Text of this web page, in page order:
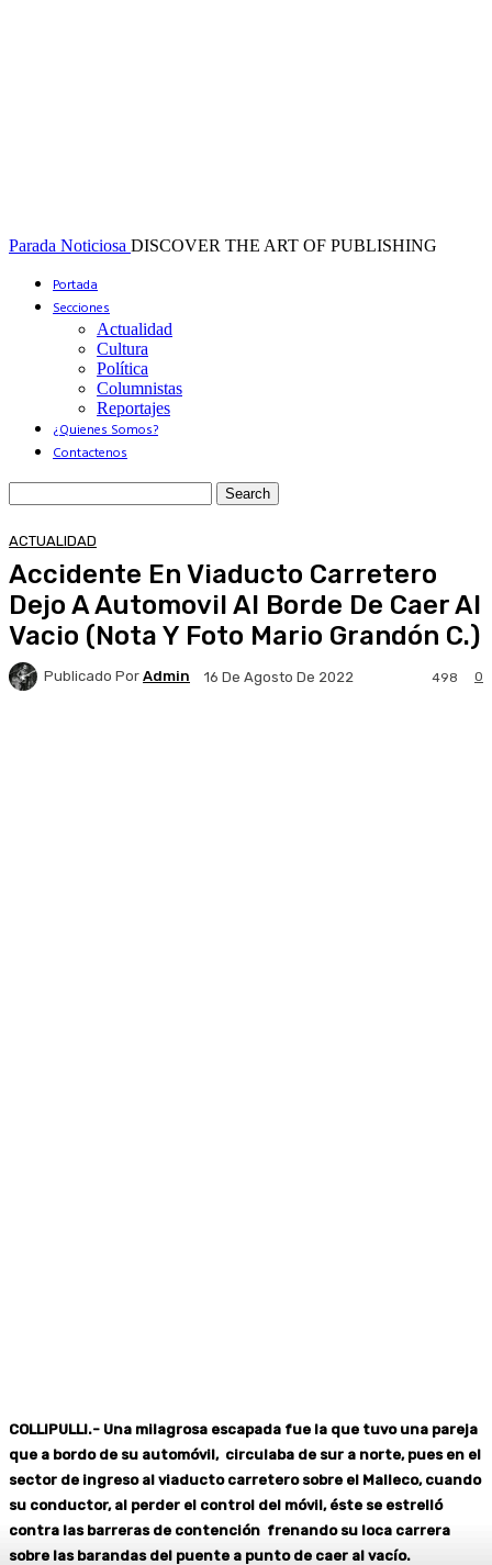
Parada Noticiosa DISCOVER THE ART OF PUBLISHING
Portada
Secciones
Actualidad
Cultura
Política
Columnistas
Reportajes
¿Quienes Somos?
Contactenos
ACTUALIDAD
Accidente En Viaducto Carretero
Dejo A Automovil Al Borde De Caer Al
Vacio (Nota Y Foto Mario Grandón C.)
Publicado Por Admin 16 De Agosto De 2022 0
498
COLLIPULLI.- Una milagrosa escapada fue la que tuvo una pareja
que a bordo de su automóvil, circulaba de sur a norte, pues en el
sector de ingreso al viaducto carretero sobre el Malleco, cuando
su conductor, al perder el control del móvil, éste se estrelló
contra las barreras de contención frenando su loca carrera
sobre las barandas del puente a punto de caer al vacío.